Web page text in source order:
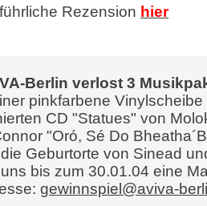
Rezension hier
Berlin verlost 3
pinkfarbene
CD "Statues" von
"Oró, Sé Do
Geburtorte von Sinead
bis zum 30.01.04 eine
gewinnspiel@aviva-